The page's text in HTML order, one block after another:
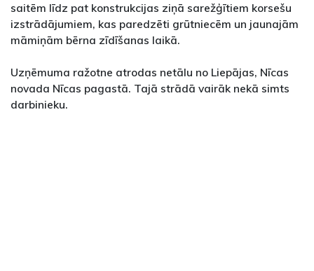
saitēm līdz pat konstrukcijas ziņā sarežģītiem korsešu
izstrādājumiem, kas paredzēti grūtniecēm un jaunajām
māmiņām bērna zīdīšanas laikā.
Uzņēmuma ražotne atrodas netālu no Liepājas, Nīcas
novada Nīcas pagastā. Tajā strādā vairāk nekā simts
darbinieku.